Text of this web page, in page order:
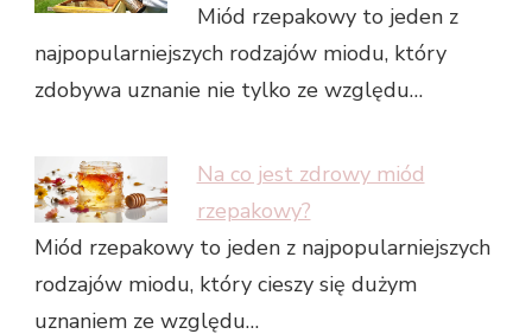
Miód rzepakowy to jeden z
najpopularniejszych rodzajów miodu, który
zdobywa uznanie nie tylko ze względu…
Na co jest zdrowy miód
rzepakowy?
Miód rzepakowy to jeden z najpopularniejszych
rodzajów miodu, który cieszy się dużym
uznaniem ze względu…